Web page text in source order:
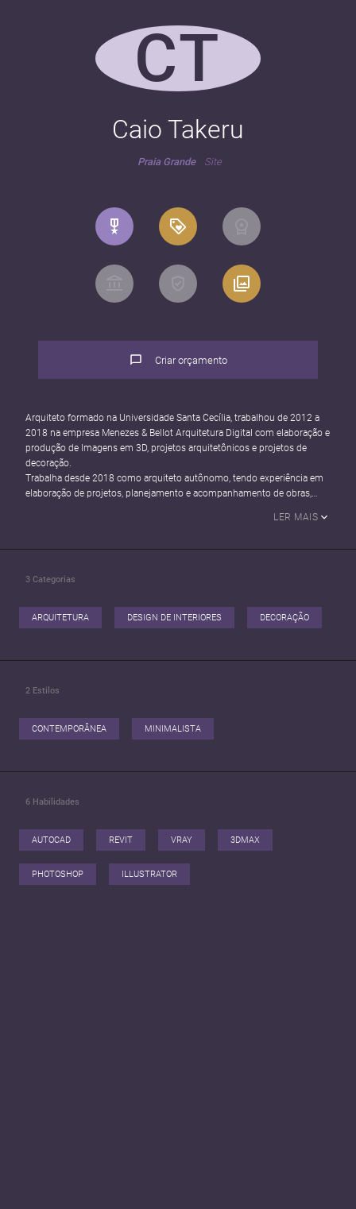
CT
Caio Takeru
Praia Grande Site
Criar orçamento
Arquiteto formado na Universidade Santa Cecília, trabalhou de 2012 a
2018 na empresa Menezes & Bellot Arquitetura Digital com elaboração e
produção de Imagens em 3D, projetos arquitetônicos e projetos de
decoração.
Trabalha desde 2018 como arquiteto autônomo, tendo experiência em
elaboração de projetos, planejamento e acompanhamento de obras,
LER MAIS
3 Categorias
ARQUITETURA DESIGN DE INTERIORES DECORAÇÃO
2 Estilos
CONTEMPORÂNEA MINIMALISTA
6 Habilidades
AUTOCAD REVIT VRAY 3DMAX
PHOTOSHOP ILLUSTRATOR